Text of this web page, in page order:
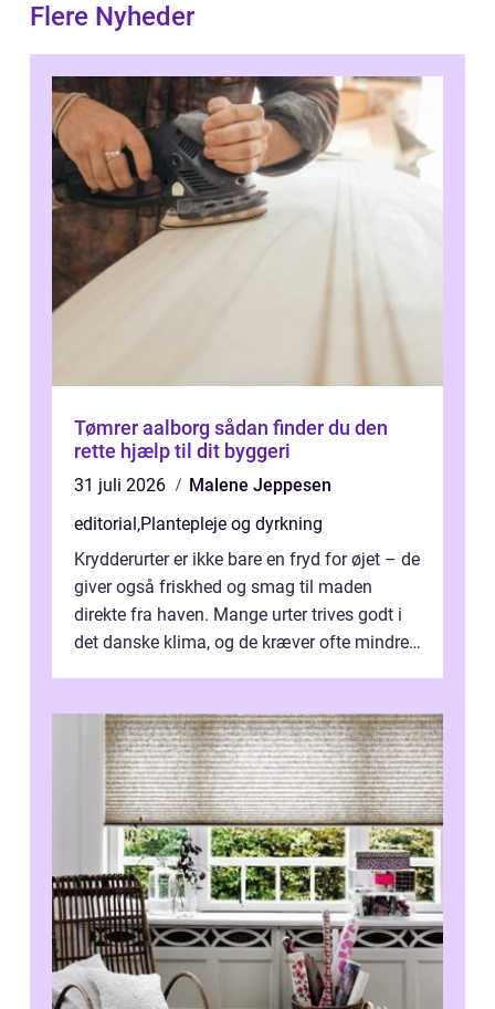
Flere Nyheder
Tømrer aalborg sådan finder du den
rette hjælp til dit byggeri
31 juli 2026
Malene Jeppesen
editorial,Plantepleje og dyrkning
Krydderurter er ikke bare en fryd for øjet – de
giver også friskhed og smag til maden
direkte fra haven. Mange urter trives godt i
det danske klima, og de kræver ofte mindre